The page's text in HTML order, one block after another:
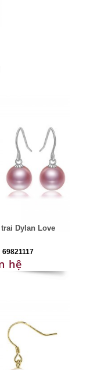
Dylan Love
69821117
hệ